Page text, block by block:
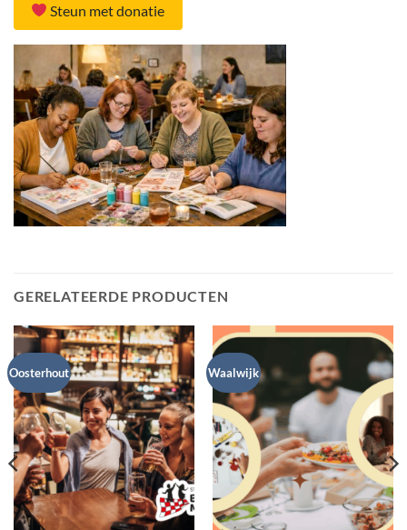
Steun met donatie
GERELATEERDE PRODUCTEN
Oosterhout Waalwijk